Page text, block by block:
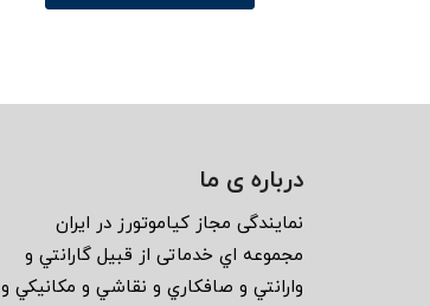
درباره ی ما
نمايندگى مجاز كياموتورز در ايران
مجموعه اي خدماتى از قبيل گارانتي و
وارانتي و صافكاري و نقاشي و مكانيكي و